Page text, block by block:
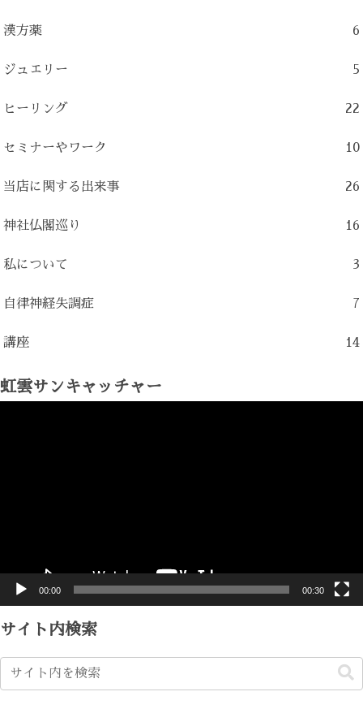
漢方薬 6
ジュエリー 5
ヒーリング 22
セミナーやワーク 10
当店に関する出来事 26
神社仏閣巡り 16
私について 3
自律神経失調症 7
講座 14
虹雲サンキャッチャー
00:00 00:30
サイト内検索